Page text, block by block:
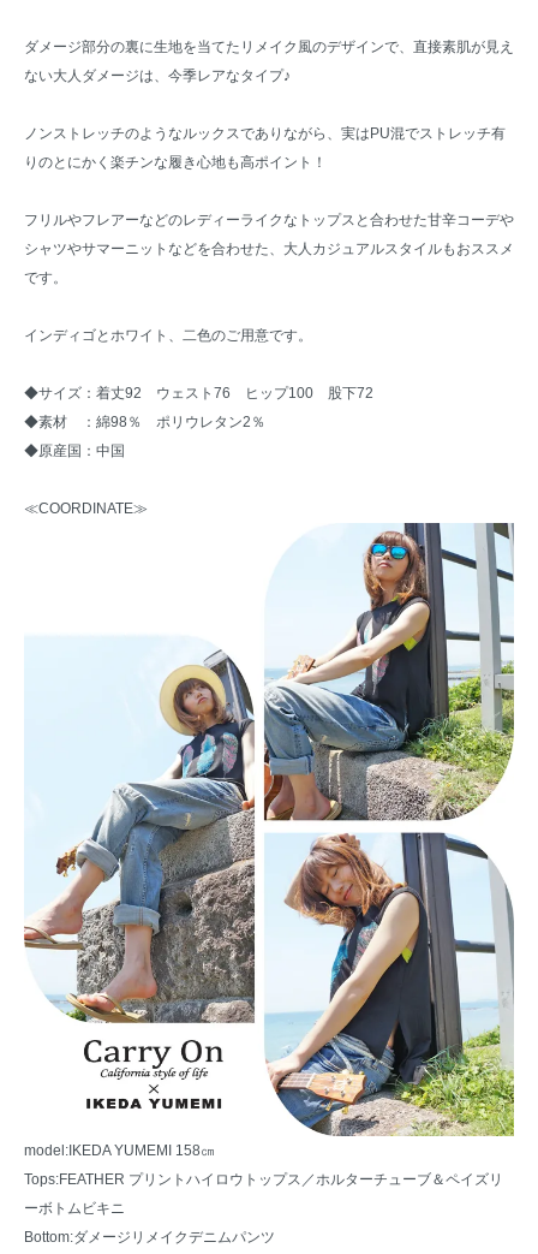
ダメージ部分の裏に生地を当てたリメイク風のデザインで、直接素肌が見え
ない大人ダメージは、今季レアなタイプ♪
ノンストレッチのようなルックスでありながら、実はPU混でストレッチ有
りのとにかく楽チンな履き心地も高ポイント！
フリルやフレアーなどのレディーライクなトップスと合わせた甘辛コーデや
シャツやサマーニットなどを合わせた、大人カジュアルスタイルもおススメ
です。
インディゴとホワイト、二色のご用意です。
◆サイズ：着丈92 ウェスト76 ヒップ100 股下72
◆素材 ：綿98％ ポリウレタン2％
◆原産国：中国
≪COORDINATE≫
model:IKEDA YUMEMI 158㎝
Tops:FEATHER プリントハイロウトップス ／ホルターチューブ＆ペイズリ
ーボトムビキニ
Bottom:ダメージリメイクデニムパンツ